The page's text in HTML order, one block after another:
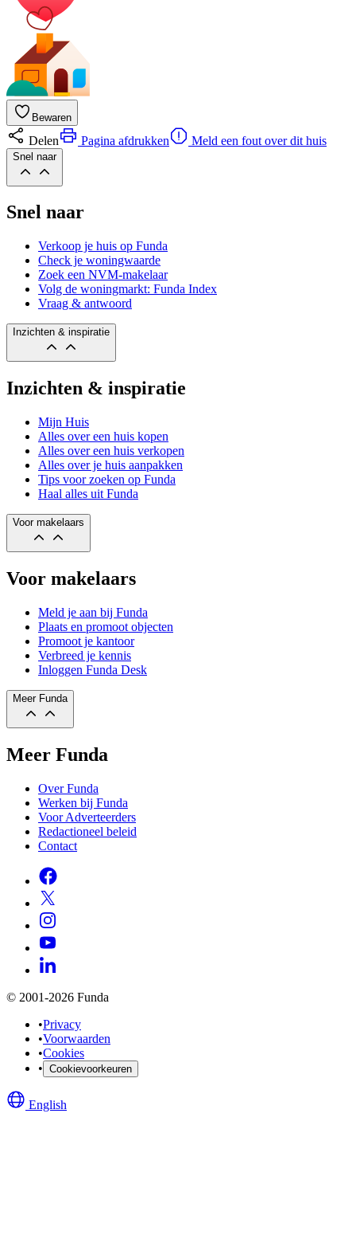
Bewaren
Delen Pagina afdrukken Meld een fout over dit huis
Snel naar
Snel naar
Verkoop je huis op Funda
Check je woningwaarde
Zoek een NVM-makelaar
Volg de woningmarkt: Funda Index
Vraag & antwoord
Inzichten & inspiratie
Inzichten & inspiratie
Mijn Huis
Alles over een huis kopen
Alles over een huis verkopen
Alles over je huis aanpakken
Tips voor zoeken op Funda
Haal alles uit Funda
Voor makelaars
Voor makelaars
Meld je aan bij Funda
Plaats en promoot objecten
Promoot je kantoor
Verbreed je kennis
Inloggen Funda Desk
Meer Funda
Meer Funda
Over Funda
Werken bij Funda
Voor Adverteerders
Redactioneel beleid
Contact
© 2001-2026 Funda
•Privacy
•Voorwaarden
•Cookies
• Cookievoorkeuren
English